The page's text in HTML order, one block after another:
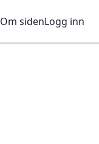
Om sidenLogg inn